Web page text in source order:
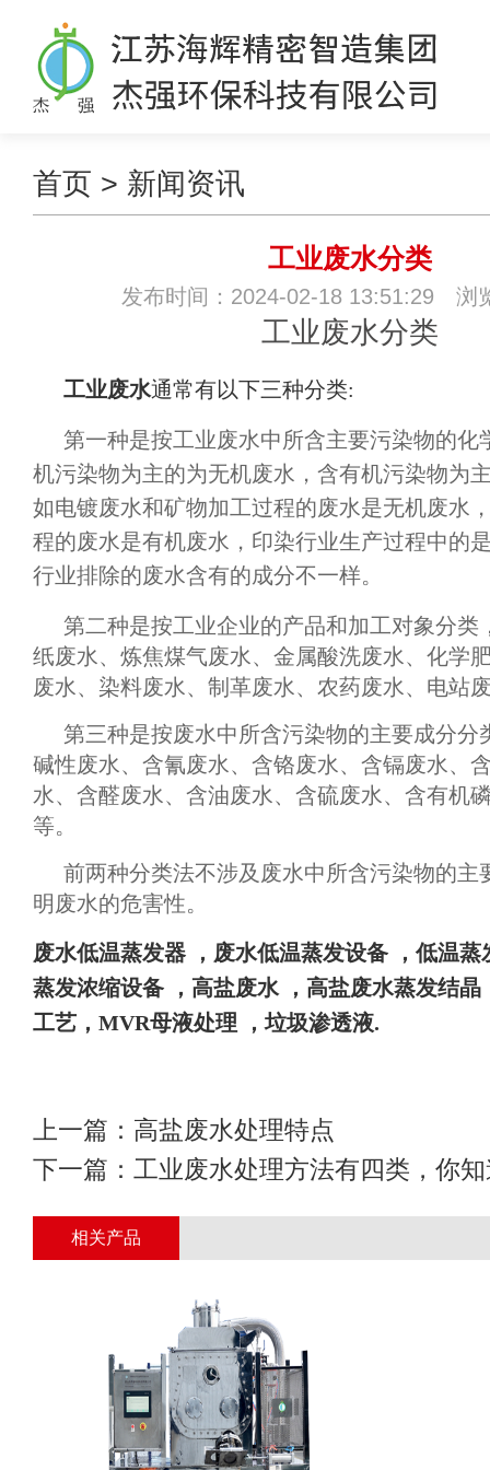
首页 > 新闻资讯
工业废水分类
发布时间：2024-02-18 13:51:29 浏
工业废水分类
工业废水通常有以下三种分类:
第一种是按工业废水中所含主要污染物的化
机污染物为主的为无机废水，含有机污染物为
如电镀废水和矿物加工过程的废水是无机废水
程的废水是有机废水，印染行业生产过程中的
行业排除的废水含有的成分不一样。
第二种是按工业企业的产品和加工对象分类
纸废水、炼焦煤气废水、金属酸洗废水、化学
废水、染料废水、制革废水、农药废水、电站
第三种是按废水中所含污染物的主要成分分
碱性废水、含氰废水、含铬废水、含镉废水、
水、含醛废水、含油废水、含硫废水、含有机
等。
前两种分类法不涉及废水中所含污染物的主
明废水的危害性。
废水低温蒸发器 ，废水低温蒸发设备 ， 低温蒸
蒸发浓缩设备
，高盐废水
，高盐废水蒸发结晶
工艺， MVR母液处理 ，垃圾渗透液.
上一篇： 高盐废水处理特点
下一篇： 工业废水处理方法有四类，你
相关产品